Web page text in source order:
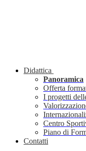
Didattica
Panoramica
Offerta
I progetti
Centro
Piano di
Contatti